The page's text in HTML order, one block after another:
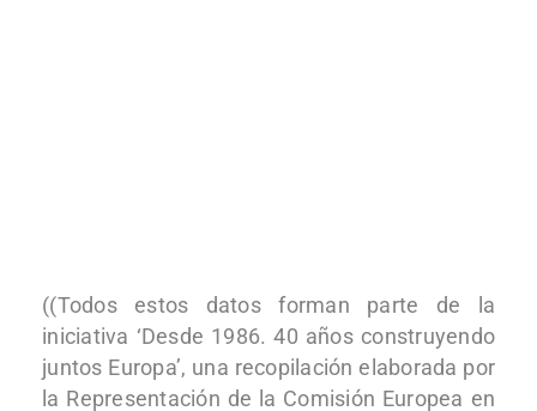
((Todos estos datos forman parte de la
iniciativa ‘Desde 1986. 40 años construyendo
juntos Europa’, una recopilación elaborada por
la Representación de la Comisión Europea en